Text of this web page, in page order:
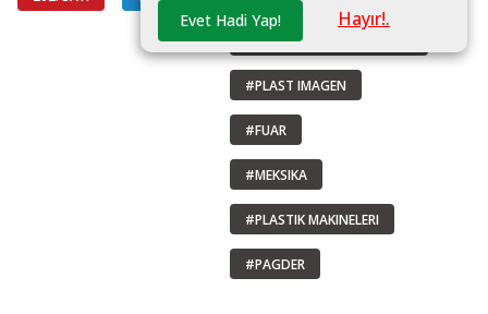
#TÜRKIYENIN MAKINECILERI
#PLAST IMAGEN
#FUAR
#MEKSIKA
#PLASTIK MAKINELERI
#PAGDER
Evet Hadi Yap! Hayır!.